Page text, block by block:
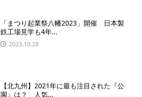
「まつり起業祭八幡2023」開催 日本製
鉄工場見学も4年...
2023.10.28
【北九州】2021年に最も注目された『公
園』は？ 人気...